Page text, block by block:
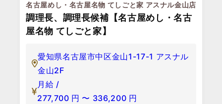
名古屋めし・名古屋名物 てしごと家 アスナル金山店
調理長、調理長候補【名古屋めし・名古
屋名物 てしごと家】
愛知県名古屋市中区金山1-17-1 アスナル
金山2F
月給 /
277,700 円 〜 336,200 円